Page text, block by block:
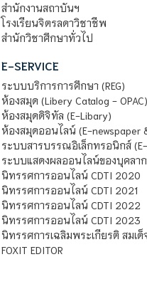
สำนักงานสถาบันฯ
โรงเรียนจิตรลดาวิชาชีพ
สำนักวิชาศึกษาทั่วไป
E-SERVICE
ระบบบริการการศึกษา (REG)
ห้องสมุด (Libery Catalog - OPAC)
ห้องสมุดดิจิทัล (E-Libary)
ห้องสมุดออนไลน์ (E-newspaper
ระบบสารบรรณอิเล็กทรอนิกส์ (E-
ระบบแสดงผลออนไลน์ของบุคลาก
นิทรรศการออนไลน์ CDTI 2020
นิทรรศการออนไลน์ CDTI 2021
นิทรรศการออนไลน์ CDTI 2022
นิทรรศการออนไลน์ CDTI 2023
นิทรรศการเฉลิมพระเกียรติ สมเ
FOXIT EDITOR